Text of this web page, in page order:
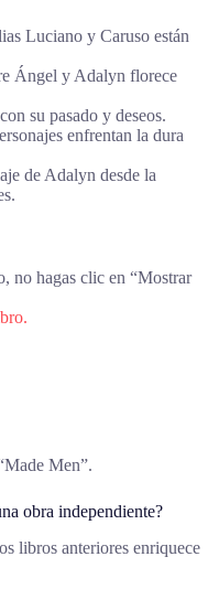
Luciano y Caruso están
Ángel y Adalyn florece
su pasado y deseos.
enfrentan la dura
de Adalyn desde la
no hagas clic en “Mostrar
Men”.
obra independiente?
libros anteriores enriquece